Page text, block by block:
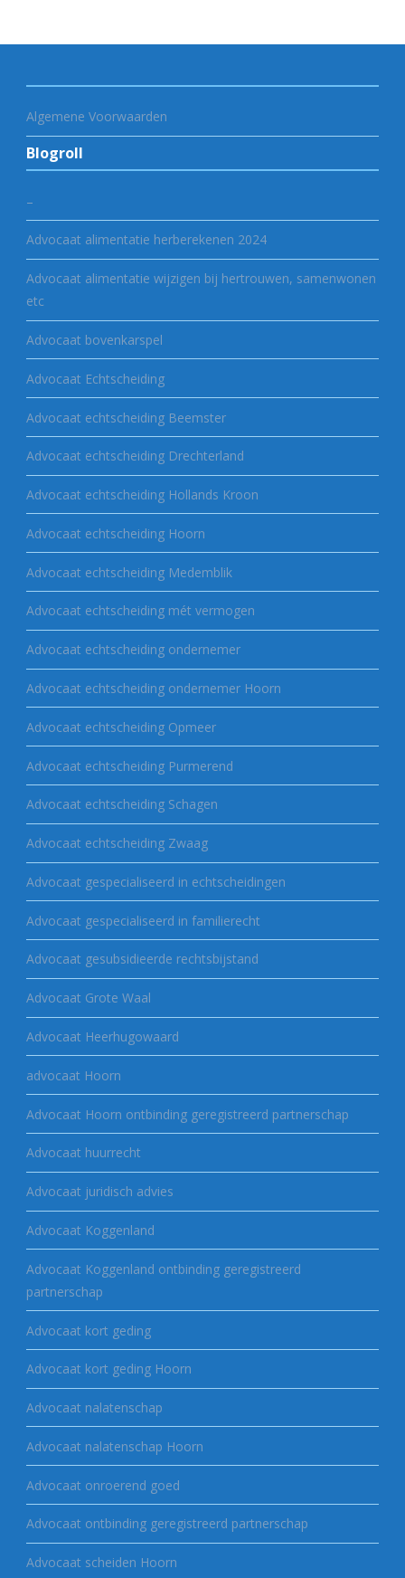
Algemene Voorwaarden
Blogroll
–
Advocaat alimentatie herberekenen 2024
Advocaat alimentatie wijzigen bij hertrouwen, samenwonen
etc
Advocaat bovenkarspel
Advocaat Echtscheiding
Advocaat echtscheiding Beemster
Advocaat echtscheiding Drechterland
Advocaat echtscheiding Hollands Kroon
Advocaat echtscheiding Hoorn
Advocaat echtscheiding Medemblik
Advocaat echtscheiding mét vermogen
Advocaat echtscheiding ondernemer
Advocaat echtscheiding ondernemer Hoorn
Advocaat echtscheiding Opmeer
Advocaat echtscheiding Purmerend
Advocaat echtscheiding Schagen
Advocaat echtscheiding Zwaag
Advocaat gespecialiseerd in echtscheidingen
Advocaat gespecialiseerd in familierecht
Advocaat gesubsidieerde rechtsbijstand
Advocaat Grote Waal
Advocaat Heerhugowaard
advocaat Hoorn
Advocaat Hoorn ontbinding geregistreerd partnerschap
Advocaat huurrecht
Advocaat juridisch advies
Advocaat Koggenland
Advocaat Koggenland ontbinding geregistreerd
partnerschap
Advocaat kort geding
Advocaat kort geding Hoorn
Advocaat nalatenschap
Advocaat nalatenschap Hoorn
Advocaat onroerend goed
Advocaat ontbinding geregistreerd partnerschap
Advocaat scheiden Hoorn